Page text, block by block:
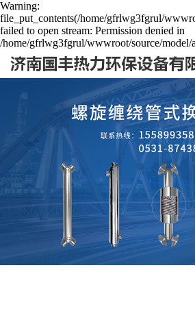
Warning:
file_put_contents(/home/gfrlwg3fgrul/
failed to open stream: Permission denied in
/home/gfrlwg3fgrul/wwwroot/source/model/